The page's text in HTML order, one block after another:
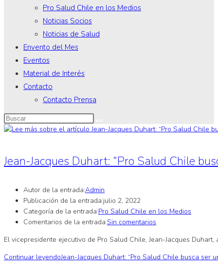
Pro Salud Chile en los Medios
Noticias Socios
Noticias de Salud
Envento del Mes
Eventos
Material de Interés
Contacto
Contacto Prensa
Jean-Jacques Duhart: “Pro Salud Chile
Autor de la entrada:Admin
Publicación de la entrada:julio 2, 2022
Categoría de la entrada:Pro Salud Chile en los Medios
Comentarios de la entrada:Sin comentarios
El vicepresidente ejecutivo de Pro Salud Chile, Jean-Jacques
Continuar leyendoJean-Jacques Duhart: “Pro Salud Chile busca ser